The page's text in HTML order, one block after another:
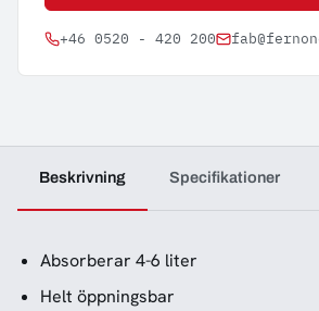
+46 0520 - 420 200
Beskrivning Specifikationer
Absorberar 4-6 liter
Helt öppningsbar